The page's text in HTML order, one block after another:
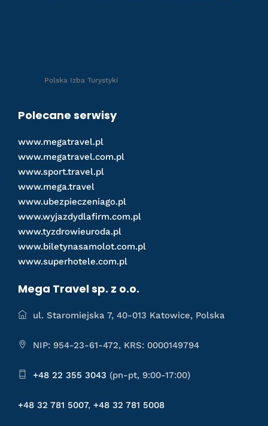
Polska Izba Turystyki
Polecane serwisy
www.megatravel.pl
www.megatravel.com.pl
www.sport.travel.pl
www.mega.travel
www.ubezpieczeniago.pl
www.wyjazdydlafirm.com.pl
www.tyzdrowieuroda.pl
www.biletynasamolot.com.pl
www.superhotele.com.pl
Mega Travel sp. z o.o.
ul. Staromiejska 7, 40-013 Katowice, Polska
NIP: 954-23-61-472, KRS: 0000149794
+48 22 355 3043 (pn-pt, 9:00-17:00)
+48 32 781 5007, +48 32 781 5008